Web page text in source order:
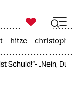

taz zahl ich
hitze
Schuld!“- „Nein, Du!“